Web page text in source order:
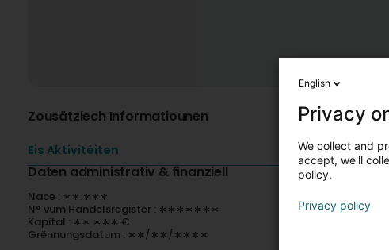
Zousätzlech Informatiounen
Eis Aktivitéiten
Daten administrativ & finanziell
Nace : ∗∗.∗∗∗
N° vum Handelsregister : ∗∗∗∗∗∗∗
Kapital : ∗∗ ∗∗∗ €
Grënnungsdatum : ∗∗/∗∗/∗∗∗∗
English
Privacy
We collect and
accept, we'll
policy.
Privacy policy